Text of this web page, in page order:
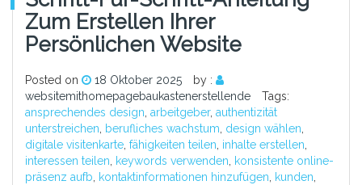
Zum Erstellen Ihrer
Persönlichen Website
Posted on 18 Oktober 2025
by :
websitemithomepagebaukastenerstellende
Tags:
ansprechendes design, arbeitgeber, authentizität
unterstreichen, berufliches wachstum, design wählen,
digitale visitenkarte, fähigkeiten teilen, inhalte erstellen,
interessen teilen, keywords verwenden, konsistente online-
präsenz aufb, kontaktinformationen hinzufügen, kunden,